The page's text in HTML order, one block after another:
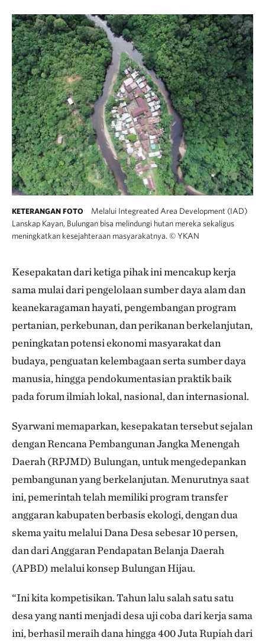
KETERANGAN FOTO
Melalui Integreated Area Development (IAD)
Lanskap Kayan, Bulungan bisa melindungi hutan mereka sekaligus
meningkatkan kesejahteraan masyarakatnya. ©YKAN
Kesepakatan dari ketiga pihak ini mencakup kerja
sama mulai dari pengelolaan sumber daya alam dan
keanekaragaman hayati, pengembangan program
pertanian, perkebunan, dan perikanan berkelanjutan,
peningkatan potensi ekonomi masyarakat dan
budaya, penguatan kelembagaan serta sumber daya
manusia, hingga pendokumentasian praktik baik
pada forum ilmiah lokal, nasional, dan internasional.
Syarwani memaparkan, kesepakatan tersebut sejalan
dengan Rencana Pembangunan Jangka Menengah
Daerah (RPJMD) Bulungan, untuk mengedepankan
pembangunan yang berkelanjutan. Menurutnya saat
ini, pemerintah telah memiliki program transfer
anggaran kabupaten berbasis ekologi, dengan dua
skema yaitu melalui Dana Desa sebesar 10 persen,
dan dari Anggaran Pendapatan Belanja Daerah
(APBD) melalui konsep Bulungan Hijau.
“Ini kita kompetisikan. Tahun lalu salah satu satu
desa yang nanti menjadi desa uji coba dari kerja sama
ini, berhasil meraih dana hingga 400 Juta Rupiah dari